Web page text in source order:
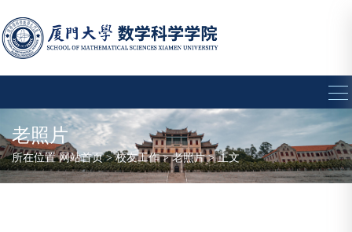
老照片
所在位置网站首页>校友工作>老照片> 正文